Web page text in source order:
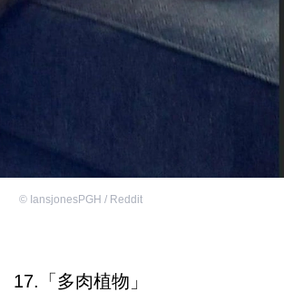
© IansjonesPGH / Reddit
17.「多肉植物」